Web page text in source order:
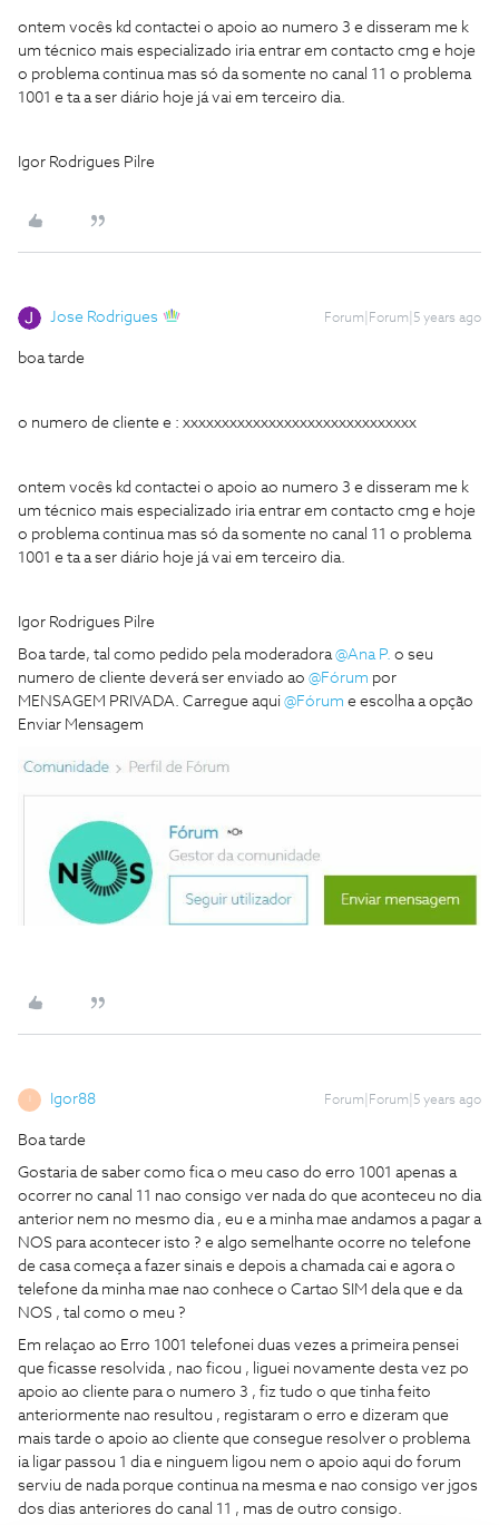
ontem vocês kd contactei o apoio ao numero 3 e disseram me k
um técnico mais especializado iria entrar em contacto cmg e hoje
o problema continua mas só da somente no canal 11 o problema
1001 e ta a ser diário hoje já vai em terceiro dia.
Igor Rodrigues Pilre
Jose Rodrigues Forum|Forum|5 years ago
boa tarde
o numero de cliente e : xxxxxxxxxxxxxxxxxxxxxxxxxxxxxx
ontem vocês kd contactei o apoio ao numero 3 e disseram me k
um técnico mais especializado iria entrar em contacto cmg e hoje
o problema continua mas só da somente no canal 11 o problema
1001 e ta a ser diário hoje já vai em terceiro dia.
Igor Rodrigues Pilre
Boa tarde, tal como pedido pela moderadora @Ana P. o seu
numero de cliente deverá ser enviado ao @Fórum por
MENSAGEM PRIVADA. Carregue aqui @Fórum e escolha a opção
Enviar Mensagem
Igor88 Forum|Forum|5 years ago
Boa tarde
Gostaria de saber como fica o meu caso do erro 1001 apenas a
ocorrer no canal 11 nao consigo ver nada do que aconteceu no dia
anterior nem no mesmo dia , eu e a minha mae andamos a pagar a
NOS para acontecer isto ? e algo semelhante ocorre no telefone
de casa começa a fazer sinais e depois a chamada cai e agora o
telefone da minha mae nao conhece o Cartao SIM dela que e da
NOS , tal como o meu ?
Em relaçao ao Erro 1001 telefonei duas vezes a primeira pensei
que ficasse resolvida , nao ficou , liguei novamente desta vez po
apoio ao cliente para o numero 3 , fiz tudo o que tinha feito
anteriormente nao resultou , registaram o erro e dizeram que
mais tarde o apoio ao cliente que consegue resolver o problema
ia ligar passou 1 dia e ninguem ligou nem o apoio aqui do forum
serviu de nada porque continua na mesma e nao consigo ver jgos
dos dias anteriores do canal 11 , mas de outro consigo.